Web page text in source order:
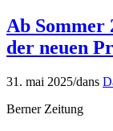
Ab Sommer
der neuen
31. mai 2025/dans
Berner Zeitung